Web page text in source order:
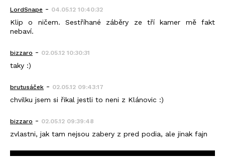
LordSnape - 04.05.12 10:40:32
Klip o ničem. Sestříhané záběry ze tří kamer mě fakt
nebaví.
bizzaro - 02.05.12 10:30:31
taky :)
brutusáček - 02.05.12 09:43:17
chvilku jsem si řikal jestli to neni z Klánovic :)
bizzaro - 02.05.12 09:39:48
zvlastni, jak tam nejsou zabery z pred podia, ale jinak fajn